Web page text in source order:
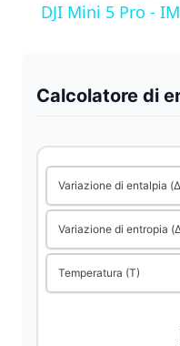
DJI Mini 5 Pro -
Calcolatore di
Variazione di entalpia
Variazione di entropia
Temperatura (T)